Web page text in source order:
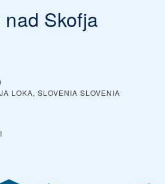
Skofja
LOKA, SLOVENIA SLOVENIA